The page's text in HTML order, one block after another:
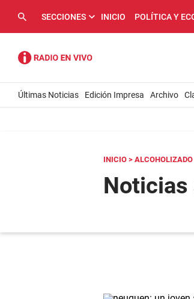
SECCIONES INICIO POLÍTICA Y
Últimas Noticias Edición Impresa Archivo
INICIO > ALCOHOLIZADO
Noticias